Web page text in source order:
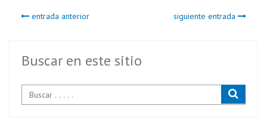
o
k
er A
p
entrada anterior siguiente entrada
Buscar en este sitio